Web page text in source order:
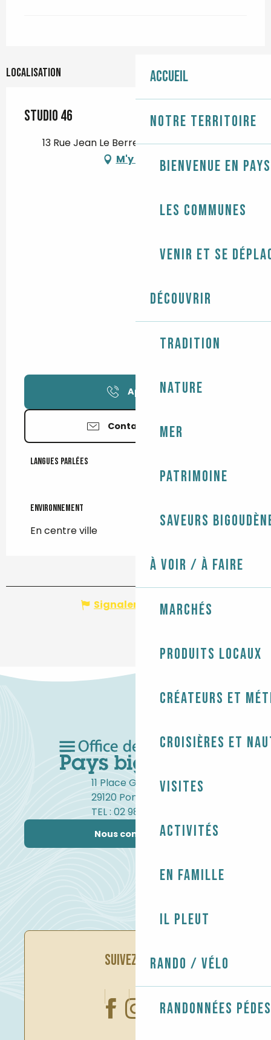
Accueil
Notre territoire
Bienvenue en
Les communes
Venir et se
Découvrir
Tradition
Nature
Mer
Patrimoine
Saveurs
À voir / À faire
Marchés
Produits locaux
Créateurs et
Croisières et
Visites
Activités
En famille
Il pleut
Rando / Vélo
Randonnées
Localisation
Studio 46
13 Rue Jean Le Berre, 29120 Pont-l'Abbé
M'y rendre
Appeler
Contactez-nous
Langues parlées
Langues parlées
Environnement
Environnement
En centre ville
Signaler une erreur
11 Place Gambetta
29120 Pont-l'Abbé
TEL : 02 98 82 37 99
Nous contacter
SUIVEZ-NOUS